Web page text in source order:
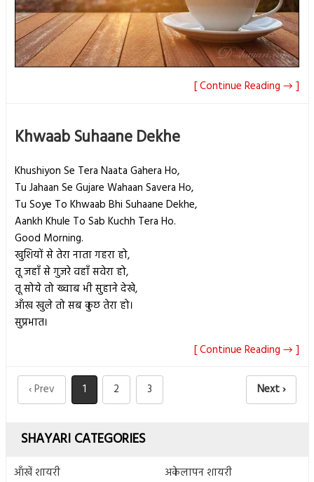
[ Continue Reading → ]
Khwaab Suhaane Dekhe
Khushiyon Se Tera Naata Gahera Ho,
Tu Jahaan Se Gujare Wahaan Savera Ho,
Tu Soye To Khwaab Bhi Suhaane Dekhe,
Aankh Khule To Sab Kuchh Tera Ho.
Good Morning.
खुशियों से तेरा नाता गहरा हो,
तू जहाँ से गुजरे वहाँ सवेरा हो,
तू सोये तो ख्वाब भी सुहाने देखे,
आँख खुले तो सब कुछ तेरा हो।
सुप्रभात।
[ Continue Reading → ]
‹ Prev 1 2 3 Next ›
SHAYARI CATEGORIES
आँखें शायरी
अकेलापन शायरी